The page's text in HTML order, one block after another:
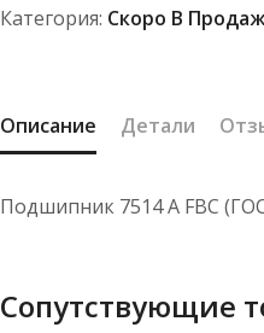
Категория: Скоро В
Описание Детали
Подшипник 7514 А FBC
Сопутствующие